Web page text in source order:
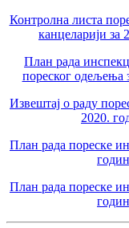
Контролна листа
канцеларији за
План рада
пореског одељења
Извештај о раду
2020.
План рада пореске
План рада пореске